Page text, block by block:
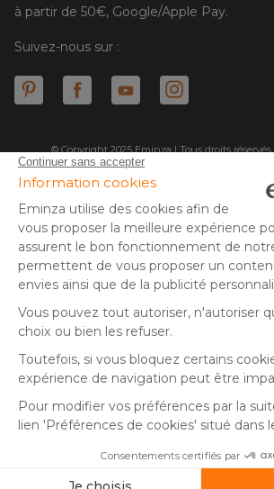
à partir de 50€, Google/Apple Pay.
Suivez-nous sur :
© Copyright 2025 Eminza | Tous droits réservés
SUISSE
* Vous disposez de 30 jours (à compter de la
retrait de votre colis) pour effectuer un retour
** Expédition le jour même pour toute